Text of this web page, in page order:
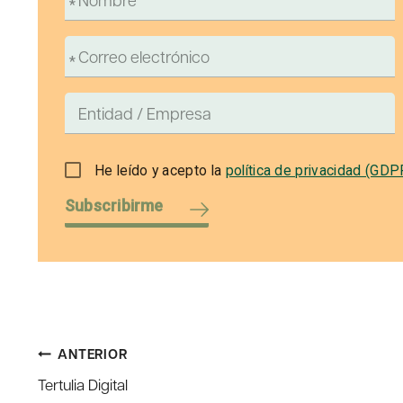
He leído y acepto la política de privacidad
Subscribirme
Navegación
ANTERIOR
Tertulia Digital